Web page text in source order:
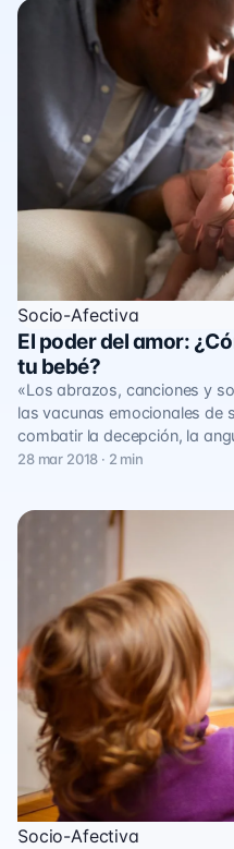
Socio-Afectiva
El poder del amor:
tu bebé?
«Los abrazos, canciones y
las vacunas emocionales de
combatir la decepción, la
28 mar 2018 · 2 min
Socio-Afectiva